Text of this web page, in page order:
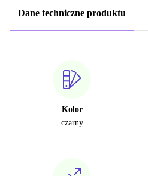
Dane techniczne produktu
Kolor
czarny